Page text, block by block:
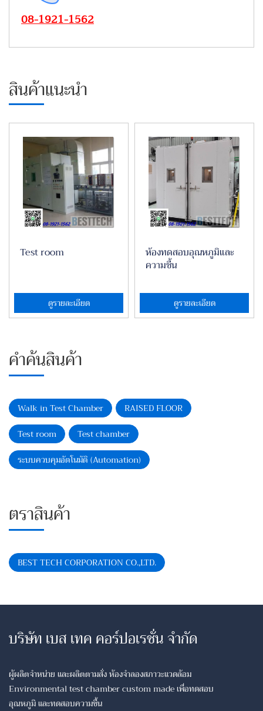
08-1921-1562
สินค้าแนะนำ
Test room
ดูรายละเอียด
ห้องทดสอบอุณหภูมิและ
ความชื้น
ดูรายละเอียด
คำค้นสินค้า
Walk in Test Chamber
RAISED FLOOR
Test room
Test chamber
ระบบควบคุมอัตโนมัติ (Automation)
ตราสินค้า
BEST TECH CORPORATION CO.,LTD.
บริษัท เบส เทค คอร์ปอเรชั่น จำกัด
ผู้ผลิตจำหน่าย และผลิตตามสั่ง ห้องจำลองสภาวะแวดล้อม
Environmental test chamber custom made เพื่อทดสอบ
อุณหภูมิ และทดสอบความชื้น